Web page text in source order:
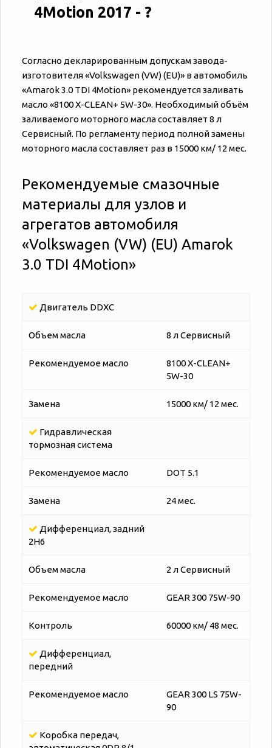
4Motion 2017 - ?
Согласно декларированным допускам завода-
изготовителя «‎‎Volkswagen (VW) (EU)» в автомобиль
«‎‎Amarok 3.0 TDI 4Motion» рекомендуется заливать
масло «8100 X-CLEAN+ 5W-30». Необходимый объём
заливаемого моторного масла составляет 8 л
Сервисный. По регламенту период полной замены
моторного масла составляет раз в 15000 км/ 12 мес.
Рекомендуемые смазочные
материалы для узлов и
агрегатов автомобиля
«‎‎Volkswagen (VW) (EU) Amarok
3.0 TDI 4Motion»
Двигатель DDXC
Объем масла 8 л Сервисный
Рекомендуемое масло
8100 X-CLEAN+
5W-30
Замена 15000 км/ 12 мес.
Гидравлическая
тормозная система
Рекомендуемое масло DOT 5.1
Замена 24 мес.
Дифференциал, задний
2H6
Объем масла 2 л Сервисный
Рекомендуемое масло GEAR 300 75W-90
Контроль 60000 км/ 48 мес.
Дифференциал,
передний
Рекомендуемое масло
GEAR 300 LS 75W-
90
Коробка передач,